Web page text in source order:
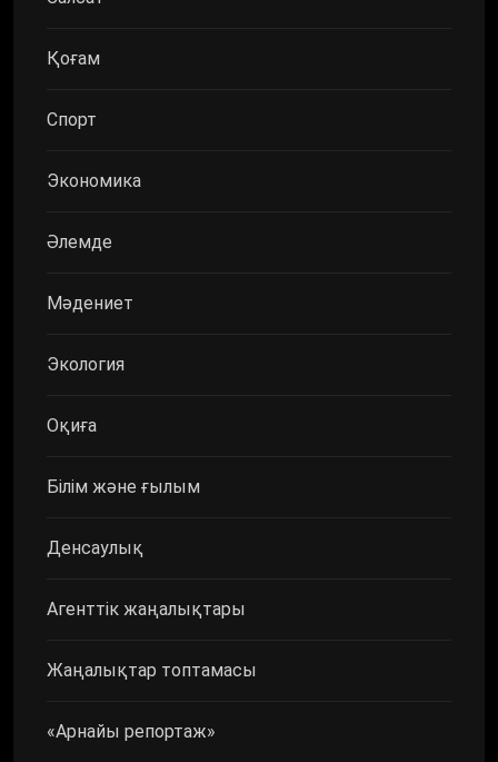
Қоғам
Спорт
Экономика
Әлемде
Мәдениет
Экология
Оқиға
Білім және ғылым
Денсаулық
Агенттік жаңалықтары
Жаңалықтар топтамасы
«Арнайы репортаж»